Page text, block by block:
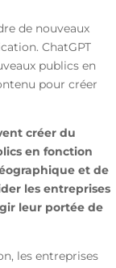
de nouveaux
ChatGPT
publics en
pour créer
créer du
en fonction
et de
les entreprises
leur portée de
les entreprises